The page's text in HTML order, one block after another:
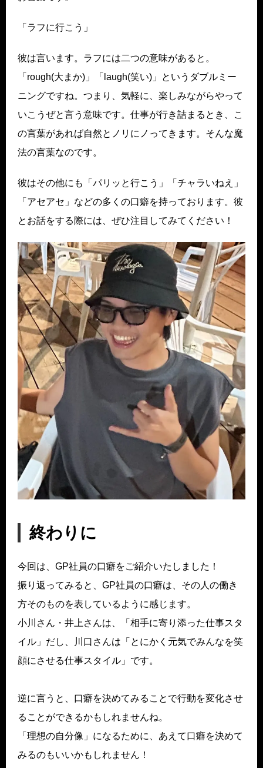
「ラフに行こう」
彼は言います。ラフには二つの意味があると。
「rough(大まか)」「laugh(笑い)」というダブルミー
ニングですね。つまり、気軽に、楽しみながらやって
いこうぜと言う意味です。仕事が行き詰まるとき、こ
の言葉があれば自然とノリにノってきます。そんな魔
法の言葉なのです。
彼はその他にも「パリッと行こう」「チャラいねえ」
「アセアセ」などの多くの口癖を持っております。彼
とお話をする際には、ぜひ注目してみてください！
終わりに
今回は、GP社員の口癖をご紹介いたしました！
振り返ってみると、GP社員の口癖は、その人の働き
方そのものを表しているように感じます。
小川さん・井上さんは、「相手に寄り添った仕事スタ
イル」だし、川口さんは「とにかく元気でみんなを笑
顔にさせる仕事スタイル」です。
逆に言うと、口癖を決めてみることで行動を変化させ
ることができるかもしれませんね。
「理想の自分像」になるために、あえて口癖を決めて
みるのもいいかもしれません！